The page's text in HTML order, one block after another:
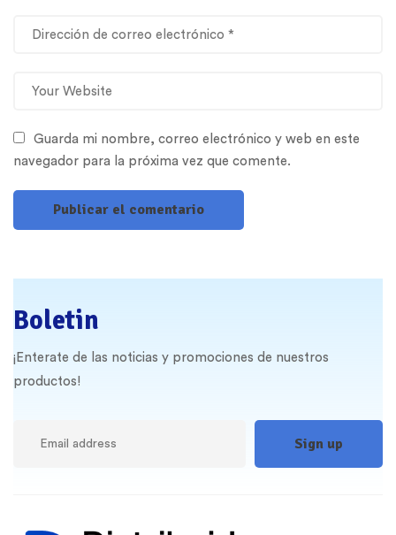
Guarda mi nombre, correo electrónico y web en este
navegador para la próxima vez que comente.
Boletin
¡Enterate de las noticias y promociones de nuestros
productos!